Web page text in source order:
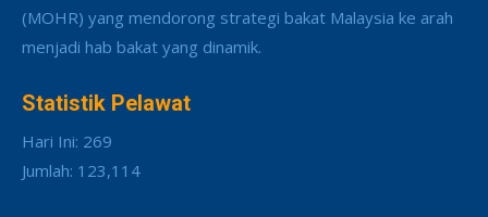
(MOHR) yang mendorong strategi bakat Malaysia ke arah
menjadi hab bakat yang dinamik.
Statistik Pelawat
Hari Ini: 269
Jumlah: 123,114